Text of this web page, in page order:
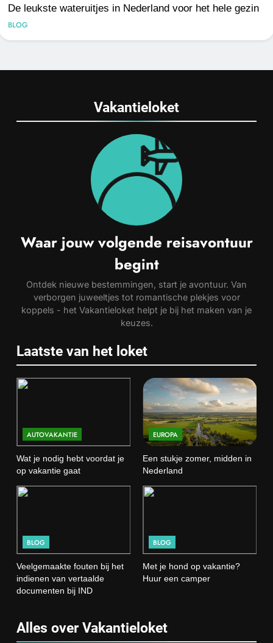
De leukste wateruitjes in Nederland voor het hele gezin
BLOG
Vakantieloket
Waar jouw volgende reisavontuur
begint
Ontdek nieuwe bestemmingen, start je avontuur. Van
verborgen juweeltjes tot romantische plekjes voor
koppels - het Vakantieloket helpt je bij het maken van je
keuzes.
Laatste van het loket
AUTOVAKANTIE
Wat je nodig hebt voordat je
op vakantie gaat
EUROPA
Een stukje zomer, midden in
Nederland
BLOG
Veelgemaakte fouten bij het
indienen van vertaalde
documenten bij IND
BLOG
Met je hond op vakantie?
Huur een camper
Alles over Vakantieloket